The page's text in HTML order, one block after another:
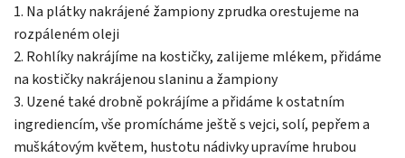
1. Na plátky nakrájené žampiony zprudka orestujeme na
rozpáleném oleji
2. Rohlíky nakrájíme na kostičky, zalijeme mlékem, přidáme
na kostičky nakrájenou slaninu a žampiony
3. Uzené také drobně pokrájíme a přidáme k ostatním
ingrediencím, vše promícháme ještě s vejci, solí, pepřem a
muškátovým květem, hustotu nádivky upravíme hrubou